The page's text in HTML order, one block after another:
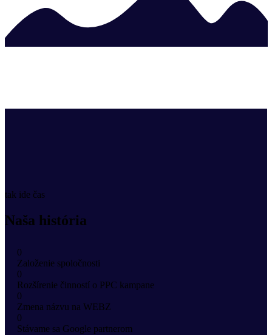
tak ide čas
Naša história
0
Založenie spoločnosti
0
Rozšírenie činností o PPC kampane
0
Zmena názvu na WEBZ
0
Stávame sa Google partnerom